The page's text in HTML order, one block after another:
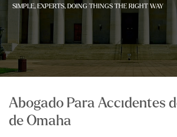
SIMPLE, EXPERTS, DOING THINGS THE RIGHT WAY
Abogado Para Accidentes
de Omaha